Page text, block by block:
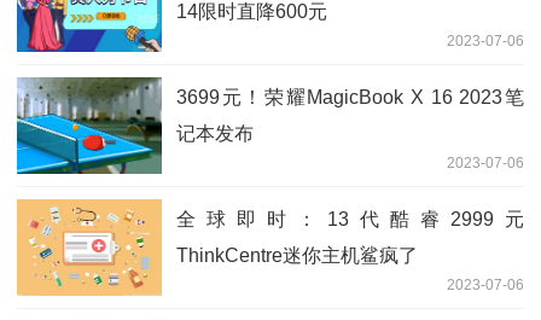
14限时直降600元
2023-07-06
3699元！荣耀MagicBook X 16 2023笔
记本发布
2023-07-06
全球即时：13代酷睿2999元
ThinkCentre迷你主机鲨疯了
2023-07-06